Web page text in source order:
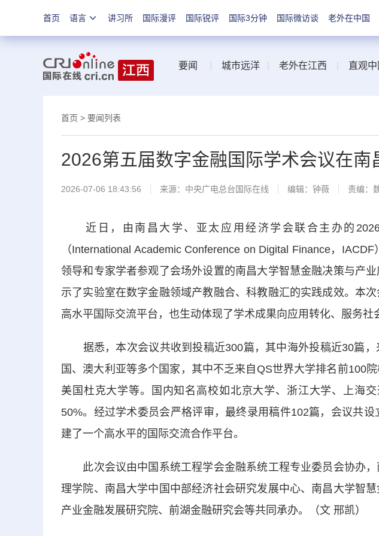
首页 语言 讲习所 国际漫评 国际锐评 国际3分钟 国际微访谈 老外在中国
要闻 城市远洋 老外在江西 直观中
首页 > 要闻列表
2026第五届数字金融国际学术会议在南
2026-07-06 18:43:56 来源：中央广电总台国际在线 编辑：钟薇 责编：
近日，由南昌大学、亚太应用经济学会联合主办的
（International Academic Conference on Digital Finance，
领导和专家学者参观了会场外设置的南昌大学智慧金融决策与产
示了实验室在数字金融领域产教融合、科教融汇的实践成效。本
高水平国际交流平台，也生动体现了学术成果向应用转化、服务社
据悉，本次会议共收到投稿近300篇，其中海外投稿近30篇，
国、澳大利亚等多个国家，其中不乏来自QS世界大学排名前100
美国杜克大学等。国内知名高校如北京大学、浙江大学、上海
50%。经过学术委员会严格评审，最终录用稿件102篇，会议共
建了一个高水平的国际交流合作平台。
此次会议由中国系统工程学会金融系统工程专业委员会协办，
理学院、南昌大学中国中部经济社会研究发展中心、南昌大学智
产业金融发展研究院、前湖金融研究会等共同承办。（文 邢凯）